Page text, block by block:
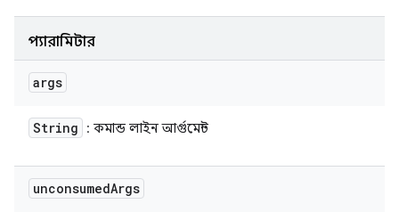
প্যারামিটার
args
String : কমান্ড লাইন আর্গুমেন্ট
unconsumedArgs